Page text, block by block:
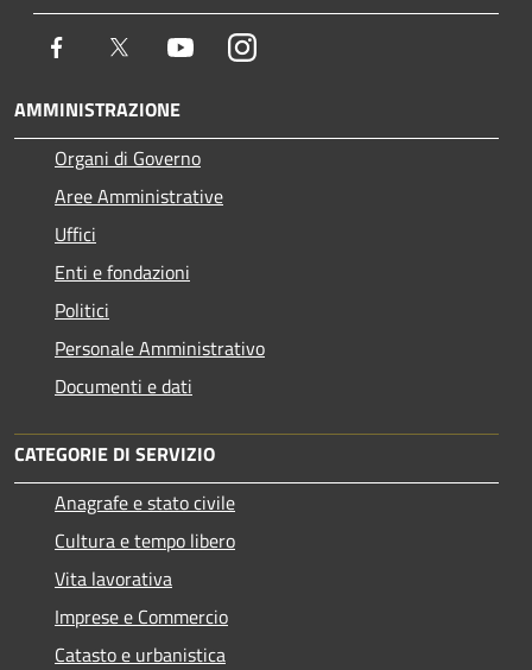
Facebook Twitter YoutubeInstagram
AMMINISTRAZIONE
Organi di Governo
Aree Amministrative
Uffici
Enti e fondazioni
Politici
Personale Amministrativo
Documenti e dati
CATEGORIE DI SERVIZIO
Anagrafe e stato civile
Cultura e tempo libero
Vita lavorativa
Imprese e Commercio
Catasto e urbanistica